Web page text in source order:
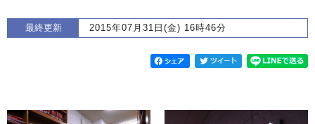
最終更新 2015年07月31日(金) 16時46分